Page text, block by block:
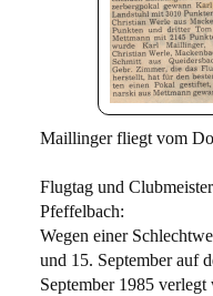
Maillinger fliegt vom
Flugtag und
Pfeffelbach:
Wegen einer
und 15. September auf
September 1985 verlegt